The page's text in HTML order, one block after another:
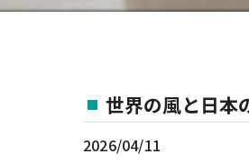
世界の風と日
2026/04/11